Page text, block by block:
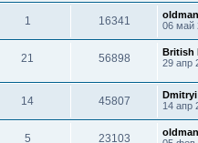
1 16341
06 май
21 56898
British
29 апр
14 45807
Dmitryi
14 апр
5 23103